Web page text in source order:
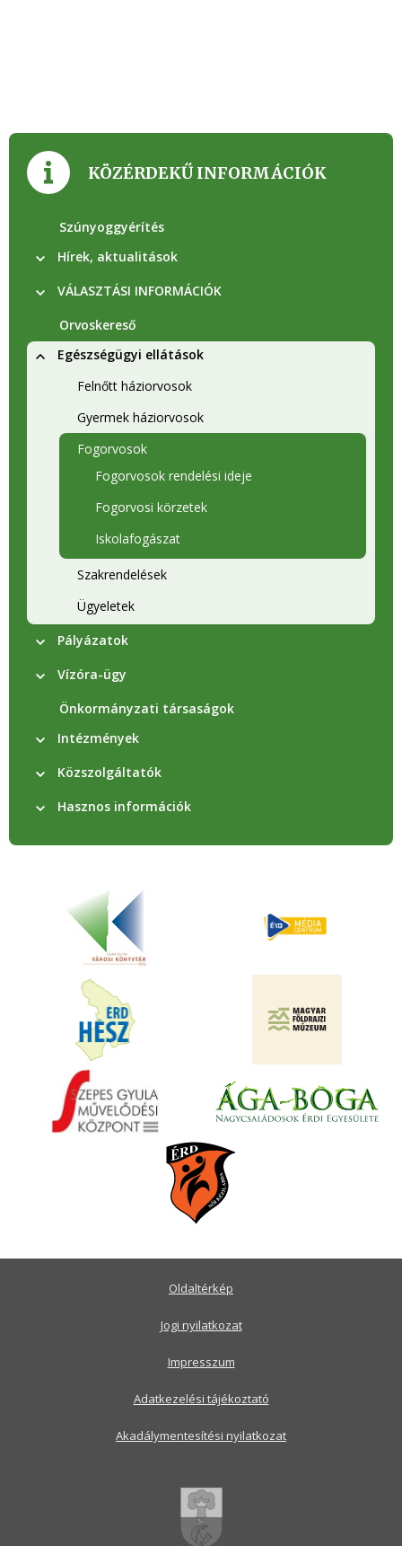
KÖZÉRDEKŰ INFORMÁCIÓK
Szúnyoggyérítés
Hírek, aktualitások
VÁLASZTÁSI INFORMÁCIÓK
Orvoskereső
Egészségügyi ellátások
Felnőtt háziorvosok
Gyermek háziorvosok
Fogorvosok
Fogorvosok rendelési ideje
Fogorvosi körzetek
Iskolafogászat
Szakrendelések
Ügyeletek
Pályázatok
Vízóra-ügy
Önkormányzati társaságok
Intézmények
Közszolgáltatók
Hasznos információk
Oldaltérkép
Jogi nyilatkozat
Impresszum
Adatkezelési tájékoztató
Akadálymentesítési nyilatkozat